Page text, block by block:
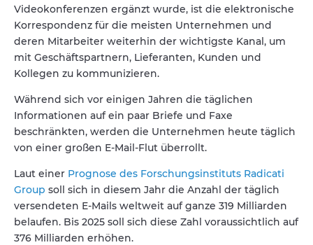
Videokonferenzen ergänzt wurde, ist die elektronische
Korrespondenz für die meisten Unternehmen und
deren Mitarbeiter weiterhin der wichtigste Kanal, um
mit Geschäftspartnern, Lieferanten, Kunden und
Kollegen zu kommunizieren.
Während sich vor einigen Jahren die täglichen
Informationen auf ein paar Briefe und Faxe
beschränkten, werden die Unternehmen heute täglich
von einer großen E-Mail-Flut überrollt.
Laut einer Prognose des Forschungsinstituts Radicati
Group soll sich in diesem Jahr die Anzahl der täglich
versendeten E-Mails weltweit auf ganze 319 Milliarden
belaufen. Bis 2025 soll sich diese Zahl voraussichtlich auf
376 Milliarden erhöhen.